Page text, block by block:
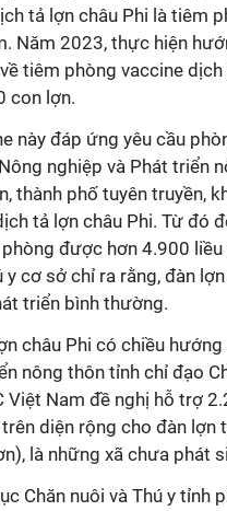
tả lợn châu Phi là tiêm
Năm 2023, thực hiện
tiêm phòng vaccine
con lợn.
này đáp ứng yêu cầu
nghiệp và Phát triển
thành phố tuyên truyền,
tả lợn châu Phi. Từ đó
được hơn 4.900 liều
cơ sở chỉ ra rằng, đàn
triển bình thường.
châu Phi có chiều
nông thôn tỉnh chỉ đạo
Việt Nam đề nghị hỗ trợ
diện rộng cho đàn lợn
là những xã chưa phát
Chăn nuôi và Thú y tỉnh